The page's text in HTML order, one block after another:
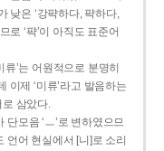
낮은 ‘강퍅하다, 퍅하다,
로 ‘퍅’이 아직도 표준어
’는 어원적으로 분명히
이제 ‘미류’라고 발음하는
로 삼았다.
단모음 ‘ㅡ’로 변하였으므
언어 현실에서 [니]로 소리